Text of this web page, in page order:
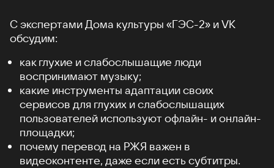
С экспертами Дома культуры «ГЭС-2» и VK
обсудим:
как глухие и слабослышащие люди
воспринимают музыку;
какие инструменты адаптации своих
сервисов для глухих и слабослышащих
пользователей используют офлайн- и онлайн-
площадки;
почему перевод на РЖЯ важен в
видеоконтенте, даже если есть субтитры.